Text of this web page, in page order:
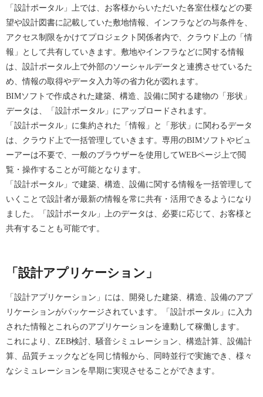
「設計ポータル」上では、お客様からいただいた各室仕様などの要
望や設計図書に記載していた敷地情報、インフラなどの与条件を、
アクセス制限をかけてプロジェクト関係者内で、クラウド上の「情
報」として共有していきます。敷地やインフラなどに関する情報
は、設計ポータル上で外部のソーシャルデータと連携させているた
め、情報の取得やデータ入力等の省力化が図れます。
BIMソフトで作成された建築、構造、設備に関する建物の「形状」
データは、「設計ポータル」にアップロードされます。
「設計ポータル」に集約された「情報」と「形状」に関わるデータ
は、クラウド上で一括管理していきます。専用のBIMソフトやビュ
ーアーは不要で、一般のブラウザーを使用してWEBページ上で閲
覧・操作することが可能となります。
「設計ポータル」で建築、構造、設備に関する情報を一括管理して
いくことで設計者が最新の情報を常に共有・活用できるようになり
ました。「設計ポータル」上のデータは、必要に応じて、お客様と
共有することも可能です。
「設計アプリケーション」
「設計アプリケーション」には、開発した建築、構造、設備のアプ
リケーションがパッケージされています。「設計ポータル」に入力
された情報とこれらのアプリケーションを連動して稼働します。
これにより、ZEB検討、騒音シミュレーション、構造計算、設備計
算、品質チェックなどを同じ情報から、同時並行で実施でき、様々
なシミュレーションを早期に実現させることができます。